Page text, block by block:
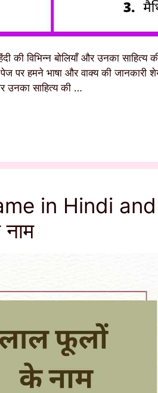
की विभिन्न बोलियाँ और उनका साहित्य
पर हमने भाषा और वाक्य की जानकारी
उनका साहित्य की …
in Hindi and